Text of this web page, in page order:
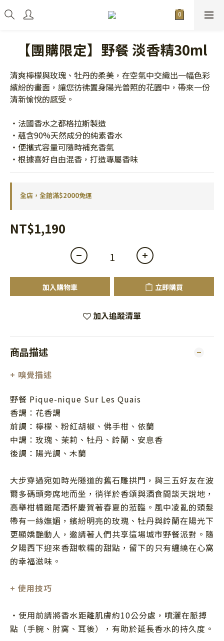
【團購限定】野餐 淡香精30ml
清爽檸檬與玫瑰、牡丹的柔美，在空氣中交織出一幅色彩
繽紛的畫面，讓您彷彿置身陽光普照的花園中，帶來一份
清新愉悅的感受。
・法國香水之都格拉斯製造
・蘊含90%天然成分的純素香水
・便攜式容量可隨時補充香氣
・根據喜好自由混香，打造專屬香味
全店，全館滿$2000免運
NT$1,190
加入購物車 立即購買
加入追蹤清單
商品描述
+ 嗅覺描述
野餐 Pique-nique Sur Les Quais
香調：花香調
前調：檸檬、粉紅胡椒、佛手柑、依蘭
中調：玫瑰、茉莉、牡丹、鈴蘭、安息香
後調：陽光調、木蘭
大步穿過宛如時光隧道的舊石雕拱門，與三五好友在波
爾多碼頭旁席地而坐，徜徉於香頌與酒食間談天說地，
高舉柑橘雞尾酒杯慶賀著春夏的蒞臨。風中凌亂的頭髮
帶有一絲嫵媚，繽紛明亮的玫瑰、牡丹與鈴蘭在陽光下
更顯嬌艷動人，邀請著人們共享這場城市野餐派對。隨
夕陽西下迎來香甜軟糯的甜點，留下的只有纏繞在心窩
的幸福滋味。
+ 使用技巧
・使用前請將香水距離肌膚約10公分處，噴灑在脈搏
點（手腕、肘窩、耳後），有助於延長香水的持久度。